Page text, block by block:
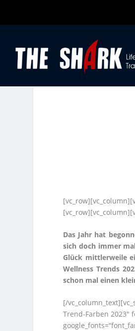
Das Jahr hat
sich doch immer
Glück mittlerweile
Wellness Trends
schon mal einen
[/
Trend-Farben 2023″